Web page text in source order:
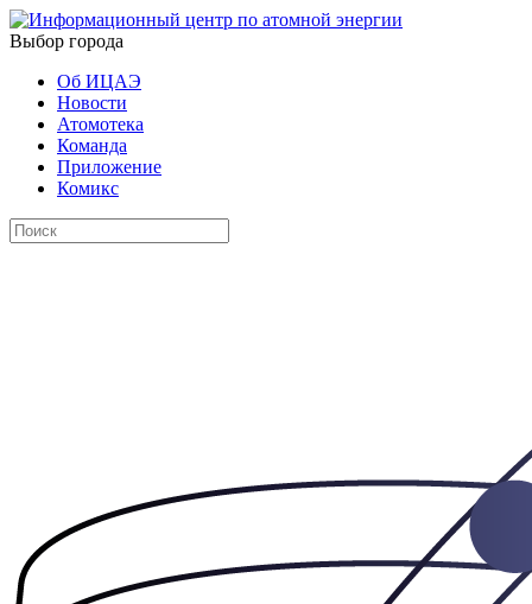
Выбор города
Об ИЦАЭ
Новости
Атомотека
Команда
Приложение
Комикс